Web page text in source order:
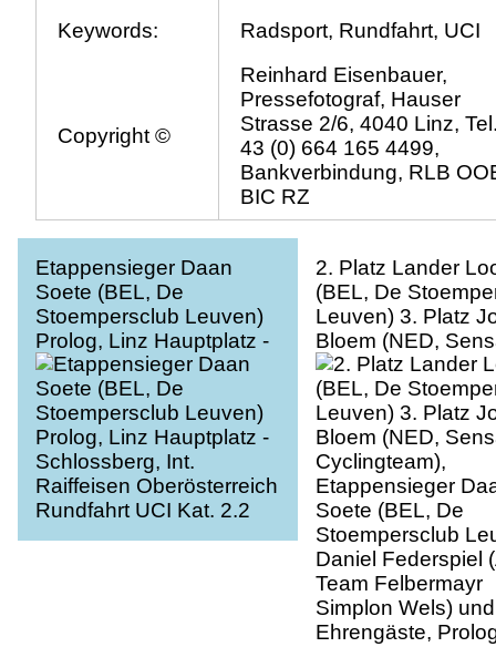
Keywords:
Radsport, Rundfahrt, UCI
Copyright ©
Reinhard Eisenbauer,
Pressefotograf, Hauser
Strasse 2/6, 4040 Linz,
43 (0) 664 165 4499,
Bankverbindung, RLB
BIC RZ
Etappensieger Daan
Soete (BEL, De
Stoempersclub Leuven)
Prolog, Linz Hauptplatz -
Schlossberg, Int.
Raiffeisen Oberösterreich
Rundfahrt UCI Kat. 2.2
2. Platz Lander
(BEL, De
Leuven) 3. Platz
Bloem (NED,
Cyclingteam),
Etappensieger
Soete (BEL, De
Stoempersclub
Daniel Federspiel
Team Felbermayr
Simplon Wels) und
Ehrengäste,
Hauptplatz -
Schlossberg, Int.
Raiffeisen
Rundfahrt UCI